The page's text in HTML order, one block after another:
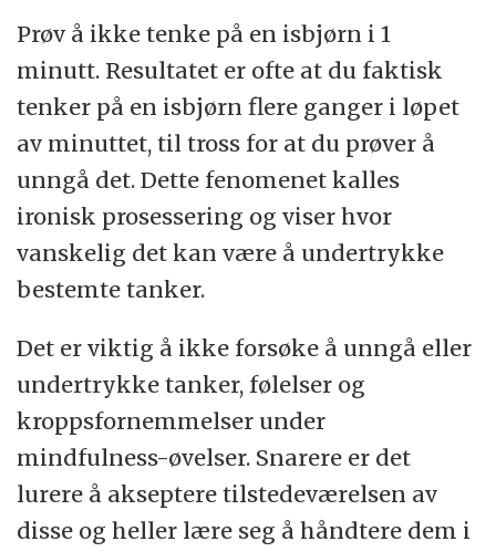
Prøv å ikke tenke på en isbjørn i 1
minutt. Resultatet er ofte at du faktisk
tenker på en isbjørn flere ganger i løpet
av minuttet, til tross for at du prøver å
unngå det. Dette fenomenet kalles
ironisk prosessering og viser hvor
vanskelig det kan være å undertrykke
bestemte tanker.
Det er viktig å ikke forsøke å unngå eller
undertrykke tanker, følelser og
kroppsfornemmelser under
mindfulness-øvelser. Snarere er det
lurere å akseptere tilstedeværelsen av
disse og heller lære seg å håndtere dem i